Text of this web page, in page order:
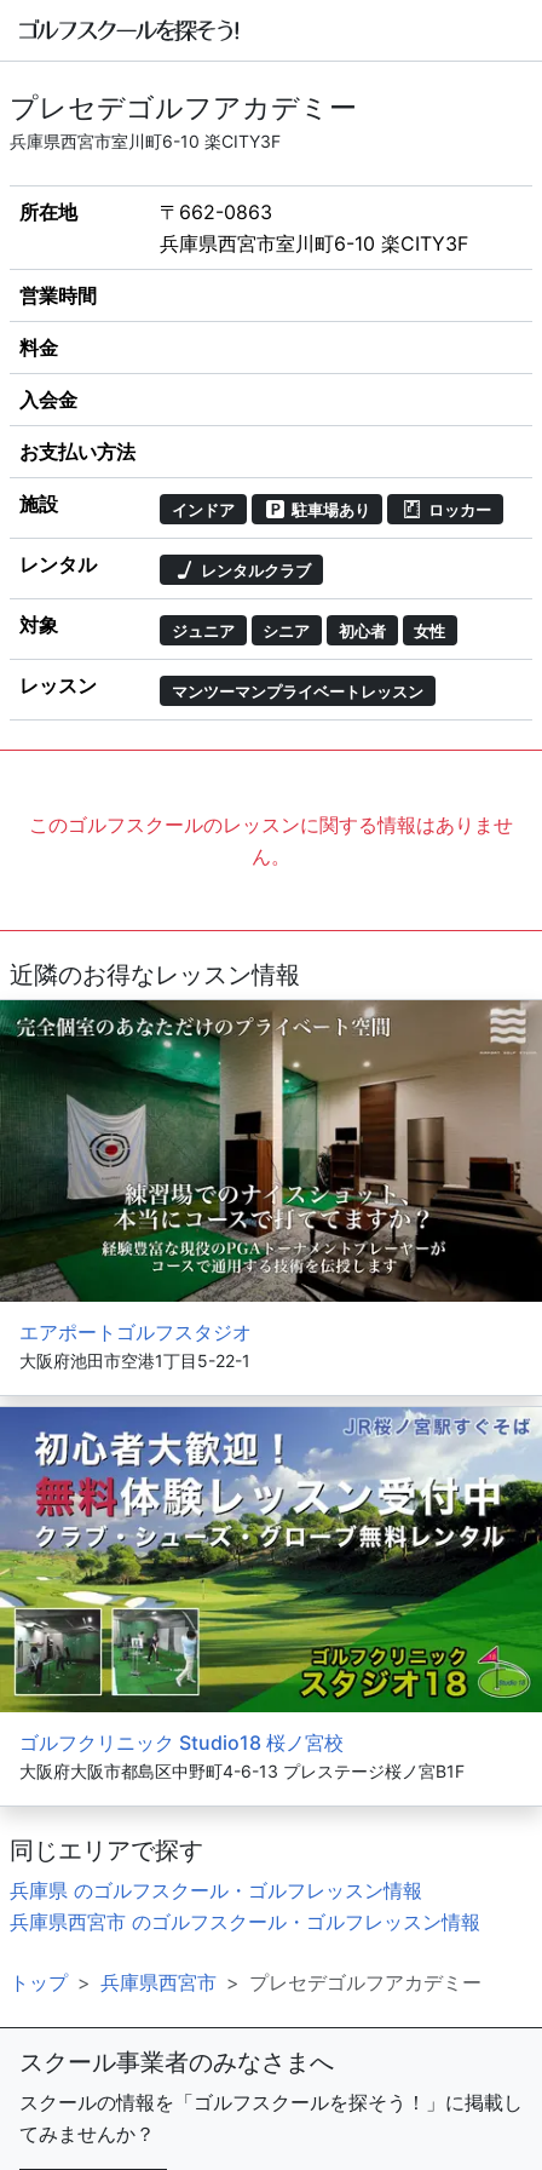
プレセデゴルフアカデミー
兵庫県西宮市室川町6-10 楽CITY3F
所在地
〒662-0863
兵庫県西宮市室川町6-10 楽CITY3F
営業時間
料金
入会金
お支払い方法
施設 インドア 駐車場あり ロッカー
レンタル レンタルクラブ
対象 ジュニア シニア 初心者 女性
レッスン マンツーマンプライベートレッスン
このゴルフスクールのレッスンに関する情報はありませ
ん。
近隣のお得なレッスン情報
エアポートゴルフスタジオ
大阪府池田市空港1丁目5-22-1
ゴルフクリニック Studio18 桜ノ宮校
大阪府大阪市都島区中野町4-6-13 プレステージ桜ノ宮B1F
同じエリアで探す
兵庫県 のゴルフスクール・ゴルフレッスン情報
兵庫県西宮市 のゴルフスクール・ゴルフレッスン情報
トップ 兵庫県西宮市 プレセデゴルフアカデミー
スクール事業者のみなさまへ
スクールの情報を「ゴルフスクールを探そう！」に掲載し
てみませんか？